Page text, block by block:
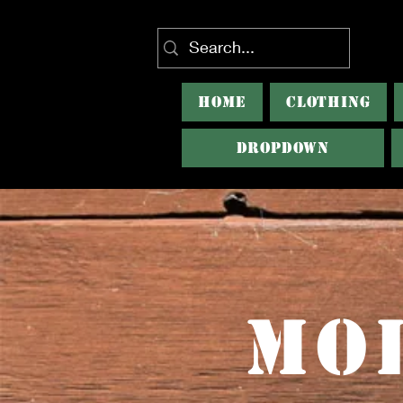
HOME CLOTHING
Dropdown